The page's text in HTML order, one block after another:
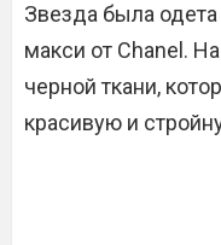
Звезда была
макси от Chanel.
черной ткани,
красивую и